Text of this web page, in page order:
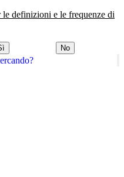
definizioni e le frequenze di
No